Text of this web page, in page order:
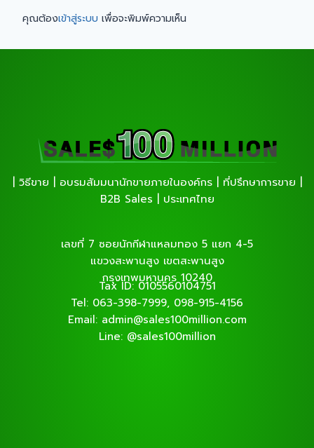
คุณต้องเข้าสู่ระบบ เพื่อจะพิมพ์ความเห็น
| วิธีขาย | อบรมสัมมนานักขายภายในองค์กร | ที่ปรึกษาการขาย |
B2B Sales | ประเทศไทย
เลขที่ 7 ซอยนักกีฬาแหลมทอง 5 แยก 4-5
แขวงสะพานสูง เขตสะพานสูง
กรุงเทพมหานคร 10240
Tax ID: 0105560104751
Tel: 063-398-7999, 098-915-4156
Email: admin@sales100million.com
Line: @sales100million